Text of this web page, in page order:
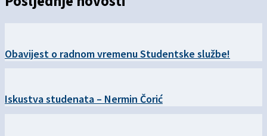
Obavijest o radnom vremenu Studentske službe!
Iskustva studenata – Nermin Čorić